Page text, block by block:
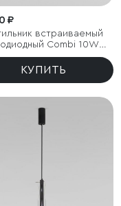
₽
встраиваемый
Combi 10W
черный
КУПИТЬ